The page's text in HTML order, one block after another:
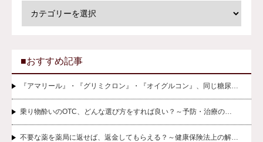
■おすすめ記事
『アマリール』・『グリミクロン』・『オイグルコン』、同じ糖尿…
乗り物酔いのOTC、どんな選び方をすれば良い？～予防・治療の…
不要な薬を薬局に返せば、返金してもらえる？～健康保険法上の解…